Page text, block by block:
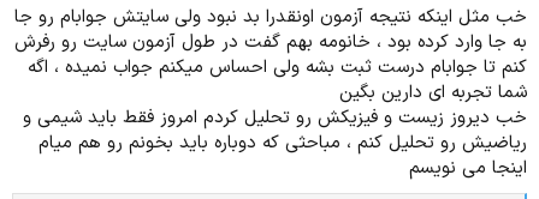
خب مثل اینکه نتیجه آزمون اونقدرا بد نبود ولی سایتش جوابام رو جا
به جا وارد کرده بود ، خانومه بهم گفت در طول آزمون سایت رو رفرش
کنم تا جوابام درست ثبت بشه ولی احساس میکنم جواب نمیده ، اگه
شما تجربه ای دارین بگین
خب دیروز زیست و فیزیکش رو تحلیل کردم امروز فقط باید شیمی و
ریاضیش رو تحلیل کنم ، مباحثی که دوباره باید بخونم رو هم میام
اینجا می نویسم